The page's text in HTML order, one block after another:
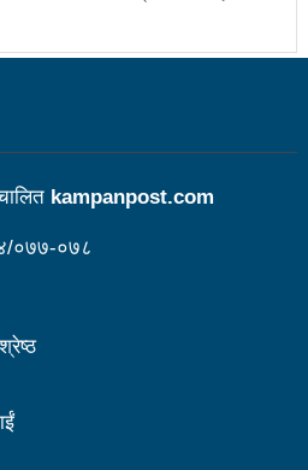
बने दैलेखका दिल बहादुर
जनताको खबरदारी आवश्यकः
कार्यक्रमको तयारीः तीन
डेस्टिनी’ को विशेष प्रदर्शनी
kampanpost.com
०७७-०७८